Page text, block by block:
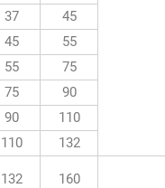
37
45
45
55
55
75
75
90
90
110
110
132
132 160